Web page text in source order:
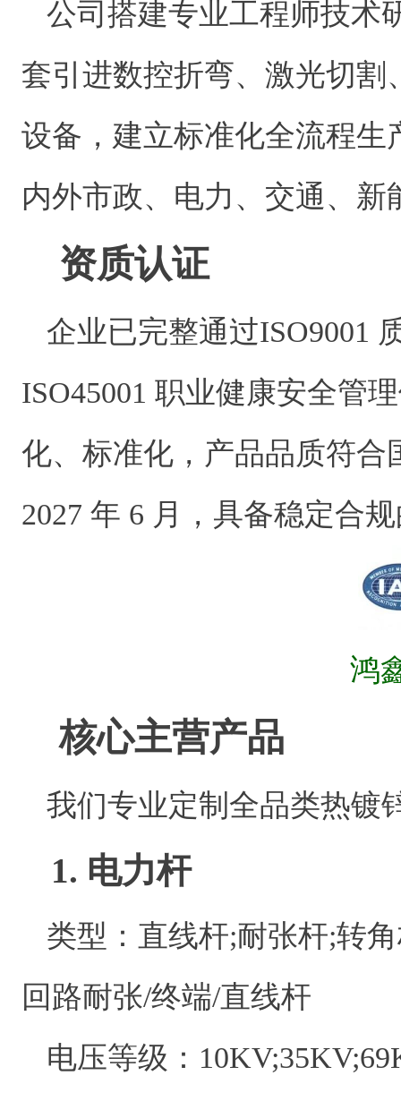
公司搭建专业工程师技术
套引进数控折弯、激光切
设备，建立标准化全流程
内外市政、电力、交通、
资质认证
企业已完整通过ISO9001
ISO45001 职业健康安全管
化、标准化，产品品质符合
2027 年 6 月，具备稳定合
鸿
核心主营产品
我们专业定制全品类热镀
1. 电力杆
类型：直线杆;耐张杆;转
回路耐张/终端/直线杆
电压等级：